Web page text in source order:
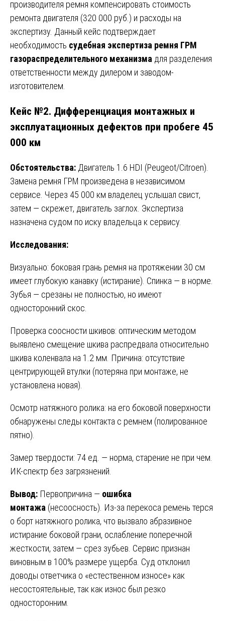
производителя ремня компенсировать стоимость
ремонта двигателя (320 000 руб.) и расходы на
экспертизу. Данный кейс подтверждает
необходимость судебная экспертиза ремня ГРМ
газораспределительного механизма для разделения
ответственности между дилером и заводом-
изготовителем.
Кейс №2. Дифференциация монтажных и
эксплуатационных дефектов при пробеге 45
000 км
Обстоятельства: Двигатель 1.6 HDI (Peugeot/Citroen).
Замена ремня ГРМ произведена в независимом
сервисе. Через 45 000 км владелец услышал свист,
затем — скрежет, двигатель заглох. Экспертиза
назначена судом по иску владельца к сервису.
Исследования:
Визуально: боковая грань ремня на протяжении 30 см
имеет глубокую канавку (истирание). Спинка — в норме.
Зубья — срезаны не полностью, но имеют
односторонний скос.
Проверка соосности шкивов: оптическим методом
выявлено смещение шкива распредвала относительно
шкива коленвала на 1.2 мм. Причина: отсутствие
центрирующей втулки (потеряна при монтаже, не
установлена новая).
Осмотр натяжного ролика: на его боковой поверхности
обнаружены следы контакта с ремнем (полированное
пятно).
Замер твердости: 74 ед. — норма, старение не при чем.
ИК-спектр без загрязнений.
Вывод: Первопричина — ошибка
монтажа (несоосность). Из-за перекоса ремень терся
о борт натяжного ролика, что вызвало абразивное
истирание боковой грани, ослабление поперечной
жесткости, затем — срез зубьев. Сервис признан
виновным в 100% размере ущерба. Суд отклонил
доводы ответчика о «естественном износе» как
несостоятельные, так как износ был резко
односторонним.